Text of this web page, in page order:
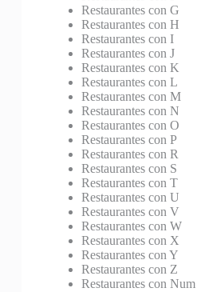
Restaurantes con G
Restaurantes con H
Restaurantes con I
Restaurantes con J
Restaurantes con K
Restaurantes con L
Restaurantes con M
Restaurantes con N
Restaurantes con O
Restaurantes con P
Restaurantes con R
Restaurantes con S
Restaurantes con T
Restaurantes con U
Restaurantes con V
Restaurantes con W
Restaurantes con X
Restaurantes con Y
Restaurantes con Z
Restaurantes con Num